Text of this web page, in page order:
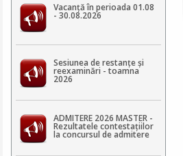
Vacanță în perioada 01.08
- 30.08.2026
Sesiunea de restanțe și
reexaminări - toamna
2026
ADMITERE 2026 MASTER -
Rezultatele contestaţiilor
la concursul de admitere